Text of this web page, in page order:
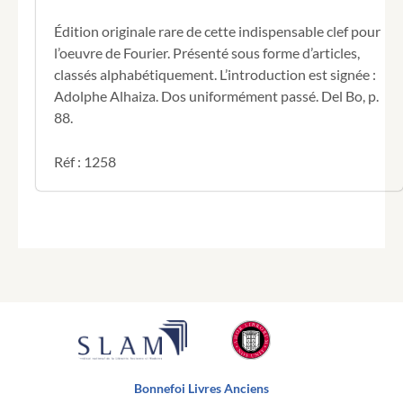
Édition originale rare de cette indispensable clef pour
l’oeuvre de Fourier. Présenté sous forme d’articles,
classés alphabétiquement. L’introduction est signée :
Adolphe Alhaiza. Dos uniformément passé. Del Bo, p.
88.
Réf : 1258
Bonnefoi Livres Anciens